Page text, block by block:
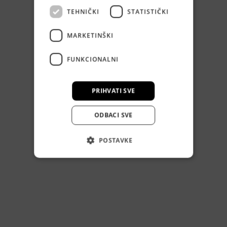
TEHNIČKI STATISTIČKI
MARKETINŠKI
FUNKCIONALNI
PRIHVATI SVE
ODBACI SVE
POSTAVKE